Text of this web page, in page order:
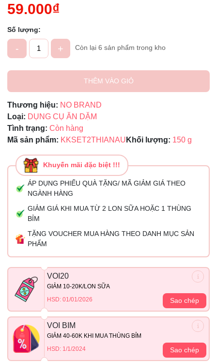
59.000₫
Số lượng:
- + Còn lại 6 sản phẩm trong kho
THÊM VÀO GIỎ
Thương hiệu: NO BRAND
Loại: DỤNG CỤ ĂN DẶM
Tình trạng: Còn hàng
Mã sản phẩm: KKSET2THIANAU Khối lượng: 150 g
Khuyến mãi đặc biệt !!!
ÁP DỤNG PHIẾU QUÀ TẶNG/ MÃ GIẢM GIÁ THEO
NGÀNH HÀNG
GIẢM GIÁ KHI MUA TỪ 2 LON SỮA HOẶC 1 THÙNG
BỈM
TẶNG VOUCHER MUA HÀNG THEO DANH MỤC SẢN
PHẨM
VOI20
GIẢM 10-20K/LON SỮA
HSD: 01/01/2026
Sao chép
VOI BIM
GIẢM 40-60K KHI MUA THÙNG BỈM
HSD: 1/1/2024
Sao chép